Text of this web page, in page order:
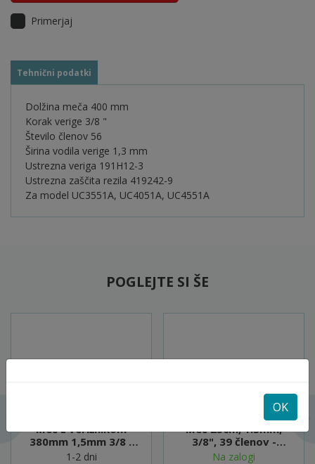
Primerjaj
Tehnični podatki
Dolžina meča 400 mm
Korak verige 3/8 "
Število členov 56
Širina vodila verige 1,3 mm
Ustrezna veriga 191H12-3
Ustrezna zaščita rezila 419242-9
Za model UC3551A, UC4051A, UC4551A
POGLEJTE SI ŠE
Meč z verižnikom
380mm 1,5mm 3/8 -
443038651
1-2 dni
Meč 25cm, 1.3mm,
3/8", 39 členov -
191G11-9 (EY401)
Na zalogi
OK